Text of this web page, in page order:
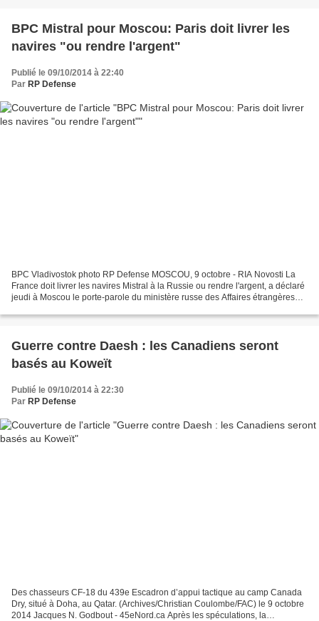
BPC Mistral pour Moscou: Paris doit livrer les
navires "ou rendre l'argent"
Publié le 09/10/2014 à 22:40
Par RP Defense
BPC Vladivostok photo RP Defense MOSCOU, 9 octobre - RIA Novosti La
France doit livrer les navires Mistral à la Russie ou rendre l'argent, a déclaré
jeudi à Moscou le porte-parole du ministère russe des Affaires étrangères
Guerre contre Daesh : les Canadiens seront
basés au Koweït
Publié le 09/10/2014 à 22:30
Par RP Defense
Des chasseurs CF-18 du 439e Escadron d’appui tactique au camp Canada
Dry, situé à Doha, au Qatar. (Archives/Christian Coulombe/FAC) le 9 octobre
2014 Jacques N. Godbout - 45eNord.ca Après les spéculations, la